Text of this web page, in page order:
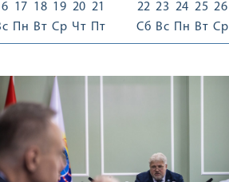
17
Пн
18
Вт
19
Ср
20
Чт
21
Пт
22
Сб
23
Вс
24
Пн
25
Вт
26
Ср